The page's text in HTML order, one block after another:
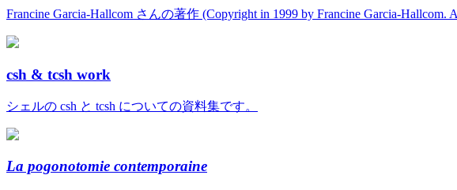
Francine Garcia-Hallcom さんの著作 (Copyright in 1999 by Francine Garcia-Hallcom.
csh & tcsh work
シェルの csh と tcsh についての資料集です。
La pogonotomie contemporaine